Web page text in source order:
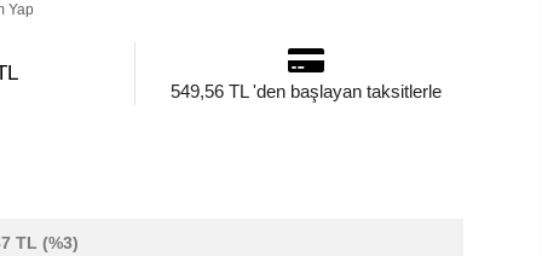
Yap
549,56 TL 'den başlayan taksitlerle
TL (%3)